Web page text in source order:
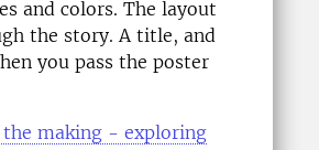
and colors. The layout
the story. A title, and
you pass the poster
the making - exploring